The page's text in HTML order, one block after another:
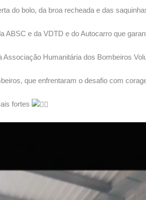
do bolo, da broa recheada e das
ABSC e da VDTD e do Autocarro que
Associação Humanitária dos Bombeiros
que enfrentaram o desafio com
fortes